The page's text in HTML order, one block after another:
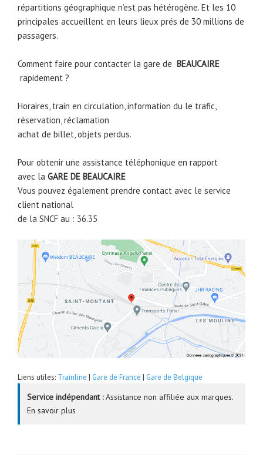
répartitions géographique n’est pas hétérogène. Et les 10
principales accueillent en leurs lieux prés de 30 millions de
passagers.
Comment faire pour contacter la gare de BEAUCAIRE
rapidement ?
Horaires, train en circulation, information du le trafic,
réservation, réclamation
achat de billet, objets perdus.
Pour obtenir une assistance téléphonique en rapport
avec la GARE DE BEAUCAIRE
Vous pouvez également prendre contact avec le service
client national
de la SNCF au : 36.35
Liens utiles: Trainline | Gare de France | Gare de Belgique
Service indépendant :Assistance non affiliée aux marques.
En savoir plus